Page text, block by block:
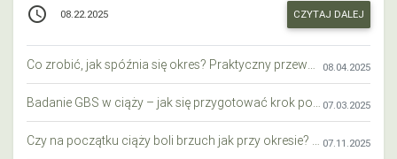
access_time 08.22.2025 CZYTAJ DALEJ
08.04.2025
07.03.2025
07.11.2025